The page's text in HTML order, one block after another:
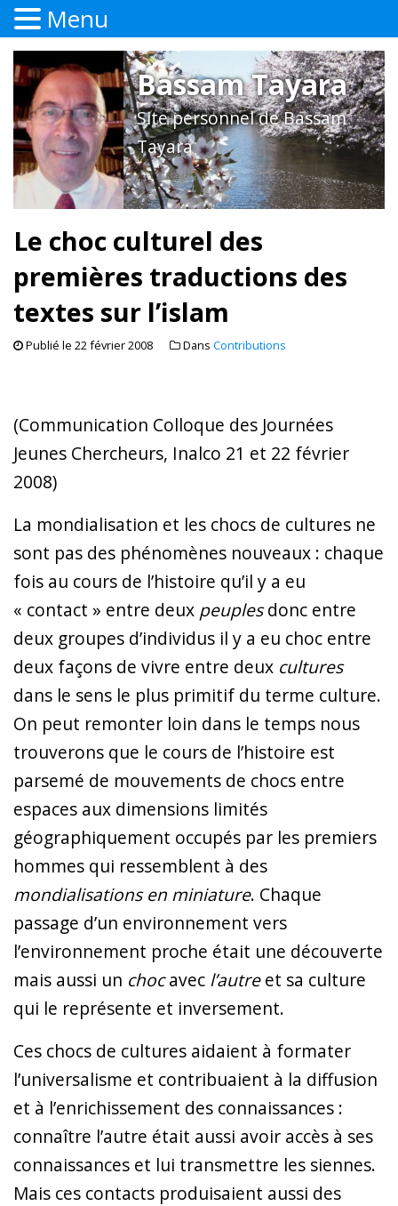
Bassam Tayara
Site personnel de Bassam
Tayara
Le choc culturel des
premières traductions des
textes sur l’islam
Publié le 22 février 2008 Dans Contributions
(Communication Colloque des Journées
Jeunes Chercheurs, Inalco 21 et 22 février
2008)
La mondialisation et les chocs de cultures ne
sont pas des phénomènes nouveaux : chaque
fois au cours de l’histoire qu’il y a eu
« contact » entre deux peuplesdonc entre
deux groupes d’individus il y a eu choc entre
deux façons de vivre entre deux cultures
dans le sens le plus primitif du terme culture.
On peut remonter loin dans le temps nous
trouverons que le cours de l’histoire est
parsemé de mouvements de chocs entre
espaces aux dimensions limités
géographiquement occupés par les premiers
hommes qui ressemblent à des
mondialisations en miniature. Chaque
passage d’un environnement vers
l’environnement proche était une découverte
mais aussi un chocavec l’autreet sa culture
qui le représente et inversement.
Ces chocs de cultures aidaient à formater
l’universalisme et contribuaient à la diffusion
et à l’enrichissement des connaissances :
connaître l’autre était aussi avoir accès à ses
connaissances et lui transmettre les siennes.
Mais ces contacts produisaient aussi des
Menu